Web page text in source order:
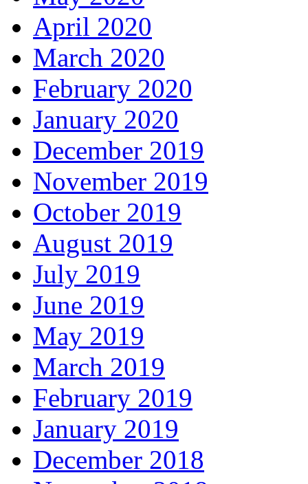
April 2020
March 2020
February 2020
January 2020
December 2019
November 2019
October 2019
August 2019
July 2019
June 2019
May 2019
March 2019
February 2019
January 2019
December 2018